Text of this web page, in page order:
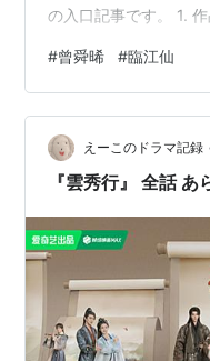
の入口記事です。 1.
析 💓 【ラブ濃度】評
😭 【しんどさ】評価
【キャラの魅力度】
8/10 5.関連記事 全32
出演俳優関連記事 男
#曾舜晞 #臨江仙
えーこのドラマ記録
『雲秀行』 全話